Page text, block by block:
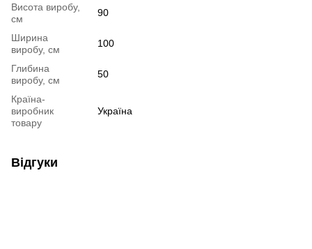
Висота виробу,
см
90
Ширина
виробу, см
100
Глибина
виробу, см
50
Країна-
виробник
товару
Україна
Відгуки